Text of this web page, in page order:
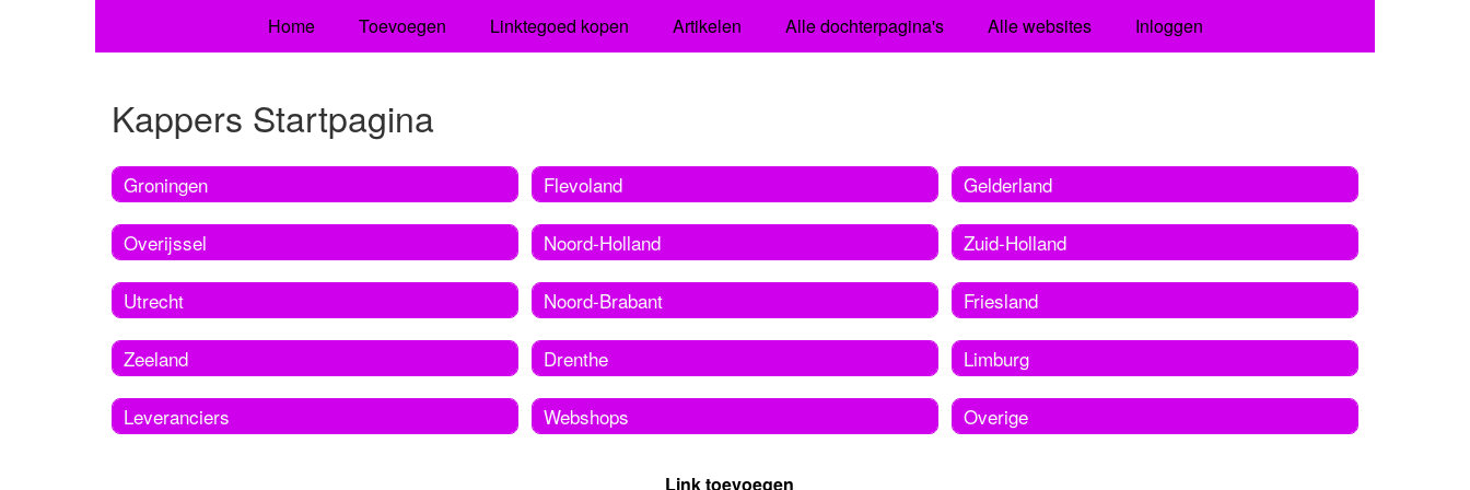
Home Toevoegen Linktegoed kopen Artikelen Alle dochterpagina's Alle websites Inloggen
Kappers Startpagina
Groningen
Overijssel
Utrecht
Zeeland
Leveranciers
Flevoland
Noord-Holland
Noord-Brabant
Drenthe
Webshops
Gelderland
Zuid-Holland
Friesland
Limburg
Overige
Link toevoegen